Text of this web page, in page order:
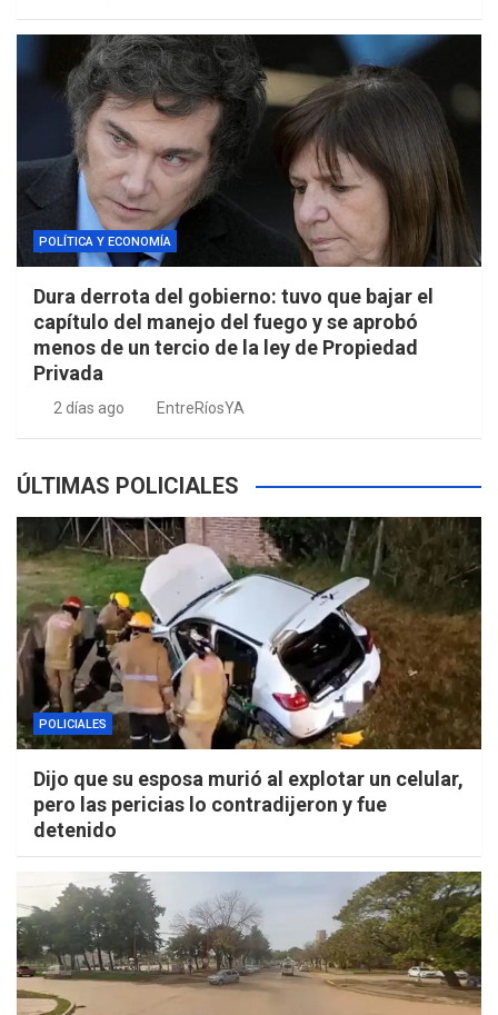
POLÍTICA Y ECONOMÍA
Dura derrota del gobierno: tuvo que bajar el
capítulo del manejo del fuego y se aprobó
menos de un tercio de la ley de Propiedad
Privada
2 días ago EntreRíosYA
ÚLTIMAS POLICIALES
POLICIALES
Dijo que su esposa murió al explotar un celular,
pero las pericias lo contradijeron y fue
detenido